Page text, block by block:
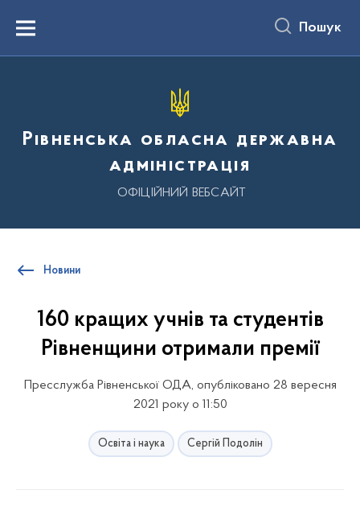
вмістуMenu Пошук
Рівненська обласна державна
адміністрація
ОФІЦІЙНИЙ ВЕБСАЙТ
Новини
160 кращих учнів та студентів
Рівненщини отримали премії
Пресслужба Рівненської ОДА, опубліковано 28 вересня
2021 року о 11:50
Освіта і наука Сергій Подолін